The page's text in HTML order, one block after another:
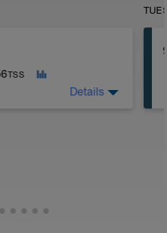
TSS
Details